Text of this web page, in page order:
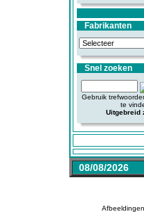
Fabrikanten
Snel zoeken
Gebruik
te
Uitgebreid
08/08/2026